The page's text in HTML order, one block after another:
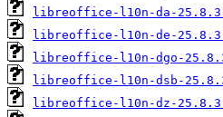
libreoffice-l10n-da-
libreoffice-l10n-de-
libreoffice-l10n-dgo-
libreoffice-l10n-dsb-
libreoffice-l10n-dz-